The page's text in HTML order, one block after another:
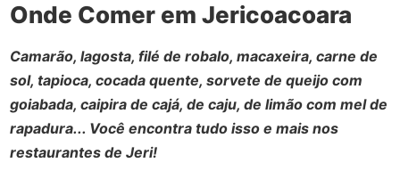
Onde Comer em Jericoacoara
Camarão, lagosta, filé de robalo, macaxeira, carne de
sol, tapioca, cocada quente, sorvete de queijo com
goiabada, caipira de cajá, de caju, de limão com mel de
rapadura... Você encontra tudo isso e mais nos
restaurantes de Jeri!